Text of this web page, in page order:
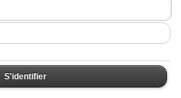
S'identifier